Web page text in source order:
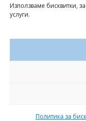
Използваме бисквитки,
услуги.
Политика за
Подови лентова сифони
Подови плочки
Политика за
Изработка на